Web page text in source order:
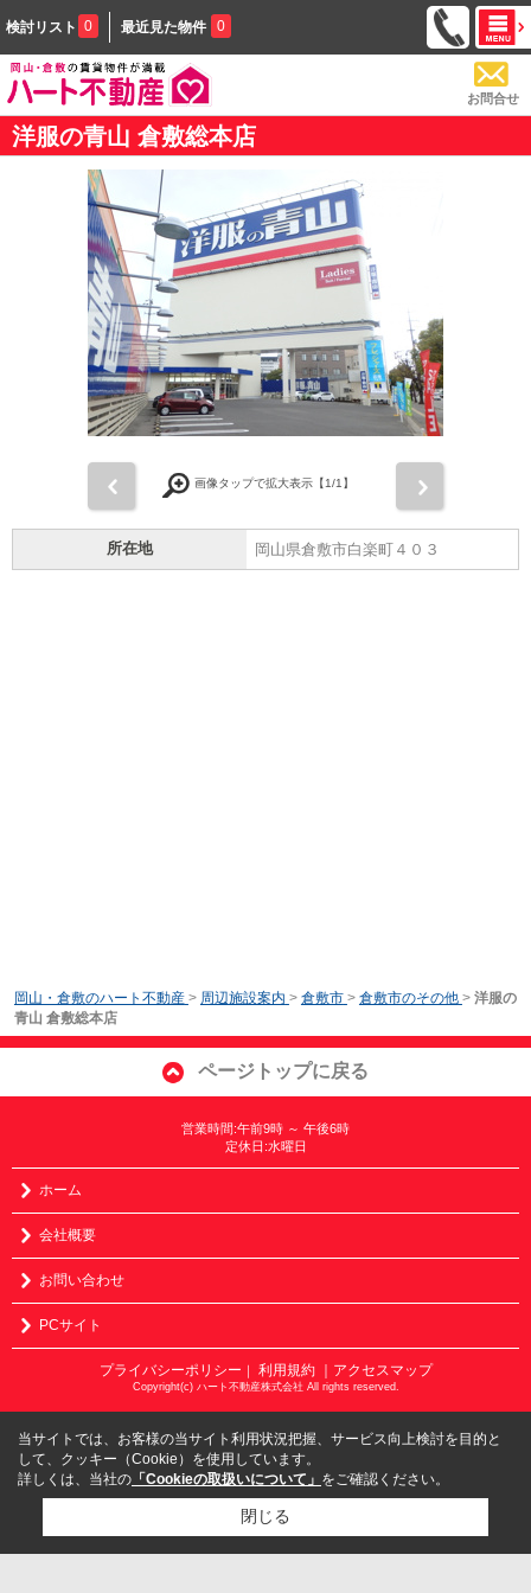
検討リスト 0 最近見た物件 0
お問合せ
洋服の青山 倉敷総本店
画像タップで拡大表示【1/1】
所在地 岡山県倉敷市白楽町４０３
岡山・倉敷のハート不動産 > 周辺施設案内 > 倉敷市 > 倉敷市のその他 > 洋服の
青山 倉敷総本店
ページトップに戻る
営業時間:午前9時 ～ 午後6時
定休日:水曜日
ホーム
会社概要
お問い合わせ
PCサイト
プライバシーポリシー ｜ 利用規約 ｜アクセスマップ
Copyright(c) ハート不動産株式会社 All rights reserved.
当サイトでは、お客様の当サイト利用状況把握、サービス向上検討を目的と
して、クッキー（Cookie）を使用しています。
詳しくは、当社の 「Cookieの取扱いについて」 をご確認ください。
閉じる